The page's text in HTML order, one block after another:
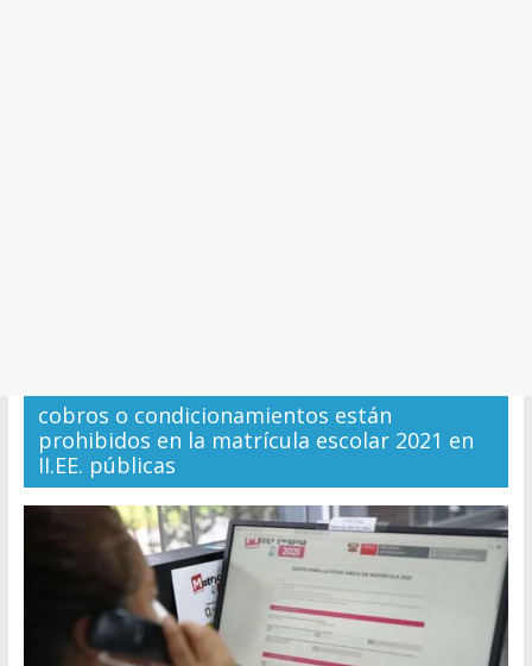
cobros o condicionamientos están
prohibidos en la matrícula escolar 2021 en
II.EE. públicas